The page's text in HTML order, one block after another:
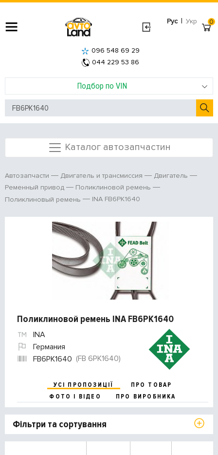
Рус | Укр
Подбор по VIN
096 548 69 29
044 229 53 86
0
Каталог автозапчастин
Автозапчасти Двигатель и трансмиссия
Двигатель
Ременный привод
Поликлиновой ремень
Поликлиновый ремень
INA FB6PK1640
Поликлиновой ремень INA FB6PK1640
INA
Германия
FB6PK1640 (FB 6PK1640)
УСІ ПРОПОЗИЦІЇ
ПРО ТОВАР
ФОТО І ВІДЕО
ПРО ВИРОБНИКА
Фільтри та сортування